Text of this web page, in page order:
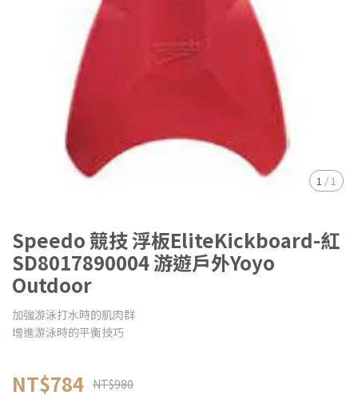
1 /1
Speedo 競技 浮板EliteKickboard-紅
SD8017890004 游遊戶外Yoyo
Outdoor
加強游泳打水時的肌肉群
增進游泳時的平衡技巧
NT$784 NT$980